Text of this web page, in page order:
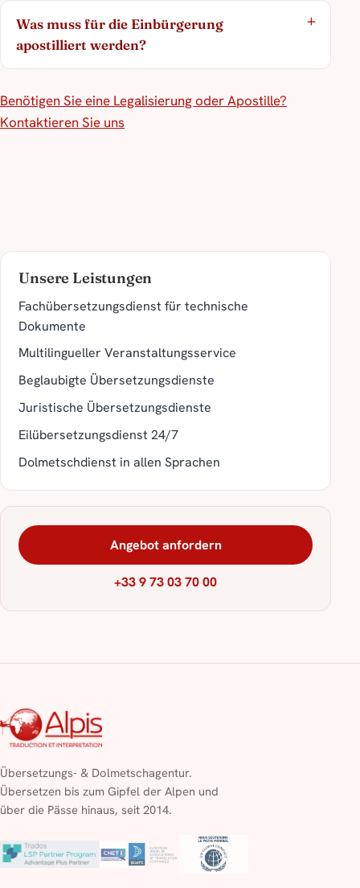
Was muss für die Einbürgerung
apostilliert werden?
Benötigen Sie eine Legalisierung oder Apostille?
Kontaktieren Sie uns
Unsere Leistungen
Fachübersetzungsdienst für technische
Dokumente
Multilingueller Veranstaltungsservice
Beglaubigte Übersetzungsdienste
Juristische Übersetzungsdienste
Eilübersetzungsdienst 24/7
Dolmetschdienst in allen Sprachen
Angebot anfordern
+33 9 73 03 70 00
Übersetzungs- & Dolmetschagentur.
Übersetzen bis zum Gipfel der Alpen und
über die Pässe hinaus, seit 2014.